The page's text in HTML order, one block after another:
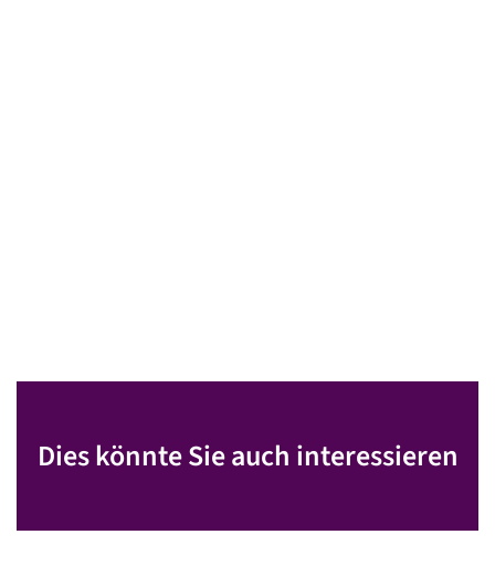
Dies könnte Sie auch interessieren